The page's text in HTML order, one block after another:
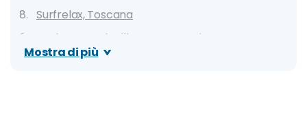
Surfrelax, Toscana
Baubau Beach Village, Campania
Mostra di più